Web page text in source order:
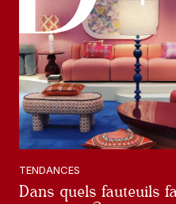
TENDANCES
Dans quels fauteuils